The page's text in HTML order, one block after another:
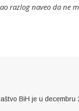
razlog naveo da ne
BiH je u